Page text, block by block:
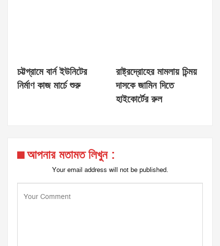
চট্টগ্রামে বার্ন ইউনিটের
নির্মাণ কাজ মার্চে শুরু
রাষ্ট্রদ্রোহের মামলায় চিন্ময়
দাসকে জামিন দিতে
হাইকোর্টের রুল
আপনার মতামত লিখুন :
Your email address will not be published.